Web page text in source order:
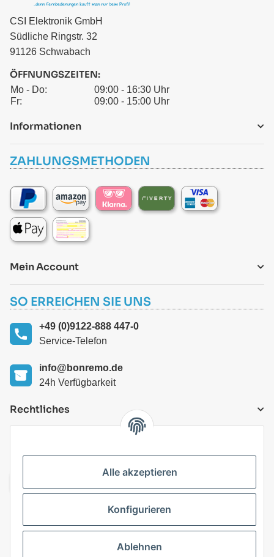
CSI Elektronik GmbH
Südliche Ringstr. 32
91126 Schwabach
ÖFFNUNGSZEITEN:
Mo - Do:
09:00 - 16:30 Uhr
Fr:
09:00 - 15:00 Uhr
Informationen
ZAHLUNGSMETHODEN
Mein Account
SO ERREICHEN SIE UNS
+49 (0)9122-888 447-0
Service-Telefon
info@bonremo.de
24h Verfügbarkeit
Rechtliches
Alle akzeptieren
Konfigurieren
Ablehnen